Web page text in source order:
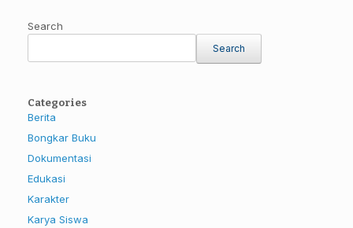
Search
Search
Categories
Berita
Bongkar Buku
Dokumentasi
Edukasi
Karakter
Karya Siswa